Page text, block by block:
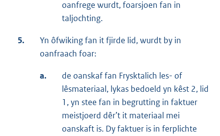
oanfrege wurdt, foarsjoen fan in
taljochting.
5.
Yn ôfwiking fan it fjirde lid, wurdt by in
oanfraach foar:
a.
de oanskaf fan Frysktalich les- of
lêsmateriaal, lykas bedoeld yn kêst 2, lid
1, yn stee fan in begrutting in faktuer
meistjoerd dêr’t it materiaal mei
oanskaft is. Dy faktuer is in ferplichte